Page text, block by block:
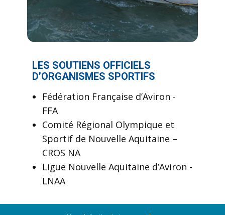
LES SOUTIENS OFFICIELS
D’ORGANISMES SPORTIFS
Fédération Française d’Aviron -
FFA
Comité Régional Olympique et
Sportif de Nouvelle Aquitaine –
CROS NA
Ligue Nouvelle Aquitaine d’Aviron -
LNAA